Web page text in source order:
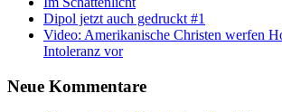
Dipol jetzt auch gedruckt #1
Video: Amerikanische Christen werfen
Intoleranz vor
Neue Kommentare